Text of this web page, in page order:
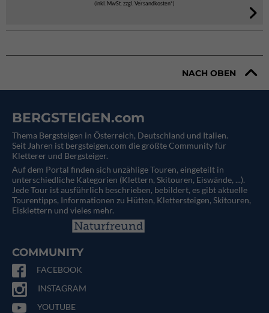
(inkl. MwSt. zzgl. Versandkosten*)
NACH OBEN
BERGSTEIGEN.com
Thema Bergsteigen in Österreich, Deutschland und Italien.
Seit Jahren ist bergsteigen.com die größte Community für
Kletterer und Bergsteiger.
Auf dem Portal finden sich unzählige Touren, eingeteilt in
unterschiedliche Kategorien (Klettern, Skitouren, Eiswände, ...).
Jede Tour ist ausführlich beschrieben, bebildert, es gibt aktuelle
Tourentipps, Informationen zu Hütten, Klettersteigen, Skitouren,
Eisklettern und vieles mehr.
COMMUNITY
FACEBOOK
INSTAGRAM
YOUTUBE